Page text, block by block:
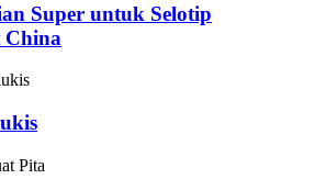
Super untuk Selotip
China